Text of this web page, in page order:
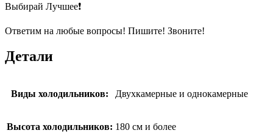
Выбирай Лучшее❗
Ответим на любые вопросы! Пишите! Звоните!
Детали
Виды холодильников: Двухкамерные и однокамерные
Высота холодильников: 180 см и более